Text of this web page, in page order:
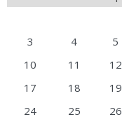
3
4 5
10
11 12
17
18 19
24
25 26